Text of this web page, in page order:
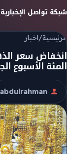
Skip to content
شبكة تواصل الإخبارية
الرئيسية/اخبار
المئة الأسبوع
الكاتب
abdulrahman